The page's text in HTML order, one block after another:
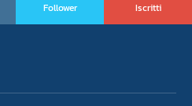
Follower
Iscritti